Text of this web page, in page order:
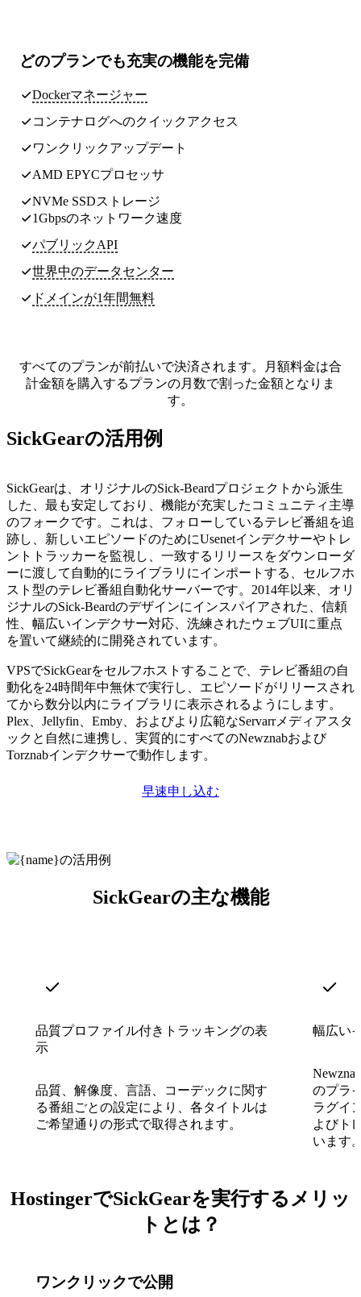
どのプランでも充実の機能を完備
Dockerマネージャー
コンテナログへのクイックアクセス
ワンクリックアップデート
AMD EPYCプロセッサ
NVMe SSDストレージ
1Gbpsのネットワーク速度
パブリックAPI
世界中のデータセンター
ドメインが1年間無料
すべてのプランが前払いで決済されます。月額料金は合
計金額を購入するプランの月数で割った金額となりま
す。
SickGearの活用例
SickGearは、オリジナルのSick-Beardプロジェクトから派生
した、最も安定しており、機能が充実したコミュニティ主導
のフォークです。これは、フォローしているテレビ番組を追
跡し、新しいエピソードのためにUsenetインデクサーやトレ
ントトラッカーを監視し、一致するリリースをダウンローダ
ーに渡して自動的にライブラリにインポートする、セルフホ
スト型のテレビ番組自動化サーバーです。2014年以来、オリ
ジナルのSick-Beardのデザインにインスパイアされた、信頼
性、幅広いインデクサー対応、洗練されたウェブUIに重点
を置いて継続的に開発されています。
VPSでSickGearをセルフホストすることで、テレビ番組の自
動化を24時間年中無休で実行し、エピソードがリリースされ
てから数分以内にライブラリに表示されるようにします。
Plex、Jellyfin、Emby、およびより広範なServarrメディアスタ
ックと自然に連携し、実質的にすべてのNewznabおよび
Torznabインデクサーで動作します。
早速申し込む
SickGearの主な機能
品質プロファイル付きトラッキングの表
示
品質、解像度、言語、コーデックに関す
る番組ごとの設定により、各タイトルは
ご希望通りの形式で取得されます。
幅広い
のプラ
ラグイ
よびト
います
HostingerでSickGearを実行するメリッ
トとは？
ワンクリックで公開